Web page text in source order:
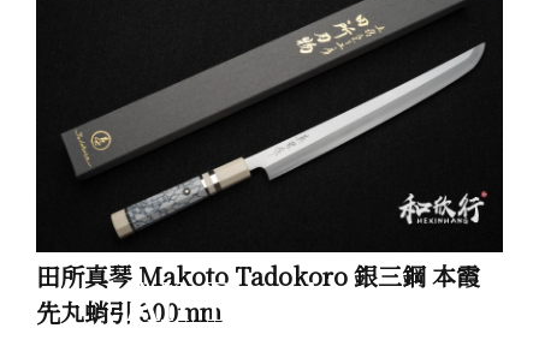
All Products
田所真琴 Makoto Tadokoro 銀三鋼 本霞
先丸蛸引 300mm